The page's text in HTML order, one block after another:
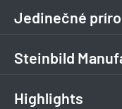
Jedinečné
Steinbild
Highlights